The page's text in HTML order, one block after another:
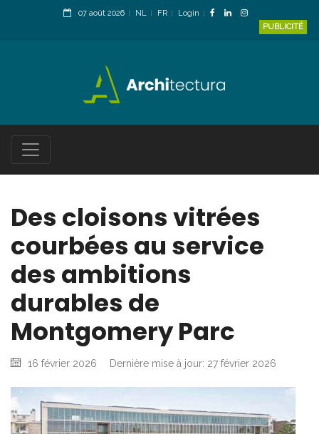
07 août 2026 NL FR
Login
PUBLICITÉ
Des cloisons vitrées
courbées au service
des ambitions
durables de
Montgomery Parc
16 février 2026 Dernière mise à jour: 27 février 2026